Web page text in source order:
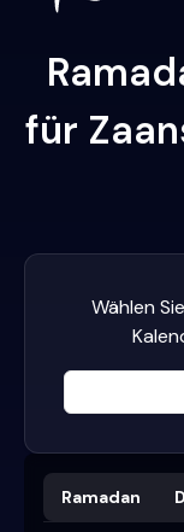
für
Wählen
Ramadan